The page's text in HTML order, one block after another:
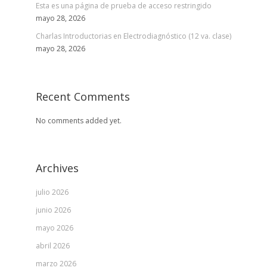
Esta es una página de prueba de acceso restringido
mayo 28, 2026
Charlas Introductorias en Electrodiagnóstico (12 va. clase)
mayo 28, 2026
Recent Comments
No comments added yet.
Archives
julio 2026
junio 2026
mayo 2026
abril 2026
marzo 2026